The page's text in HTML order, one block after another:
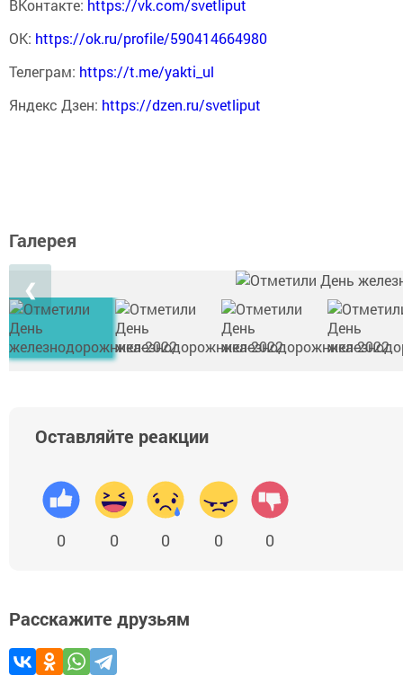
ВКонтакте: https://vk.com/svetliput
ОК: https://ok.ru/profile/590414664980
Телеграм: https://t.me/yakti_ul
Яндекс Дзен: https://dzen.ru/svetliput
Галерея
❮
Оставляйте реакции
0 0 0 0 0
Расскажите друзьям